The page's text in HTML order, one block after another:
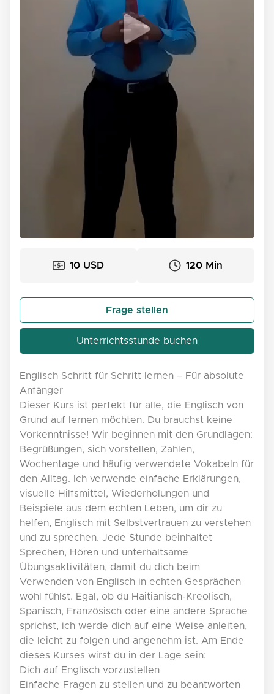
10 USD 120 Min
Frage stellen
Unterrichtsstunde buchen
Englisch Schritt für Schritt lernen – Für absolute
Anfänger
Dieser Kurs ist perfekt für alle, die Englisch von
Grund auf lernen möchten. Du brauchst keine
Vorkenntnisse! Wir beginnen mit den Grundlagen:
Begrüßungen, sich vorstellen, Zahlen,
Wochentage und häufig verwendete Vokabeln für
den Alltag. Ich verwende einfache Erklärungen,
visuelle Hilfsmittel, Wiederholungen und
Beispiele aus dem echten Leben, um dir zu
helfen, Englisch mit Selbstvertrauen zu verstehen
und zu sprechen. Jede Stunde beinhaltet
Sprechen, Hören und unterhaltsame
Übungsaktivitäten, damit du dich beim
Verwenden von Englisch in echten Gesprächen
wohl fühlst. Egal, ob du Haitianisch-Kreolisch,
Spanisch, Französisch oder eine andere Sprache
sprichst, ich werde dich auf eine Weise anleiten,
die leicht zu folgen und angenehm ist. Am Ende
dieses Kurses wirst du in der Lage sein:
Dich auf Englisch vorzustellen
Einfache Fragen zu stellen und zu beantworten